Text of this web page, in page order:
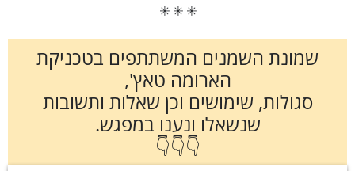
✳️ ✳️ ✳️
שמונת השמנים המשתתפים בטכניקת
הארומה טאץ',
סגולות, שימושים וכן שאלות ותשובות
שנשאלו ונענו במפגש.
👇👇👇